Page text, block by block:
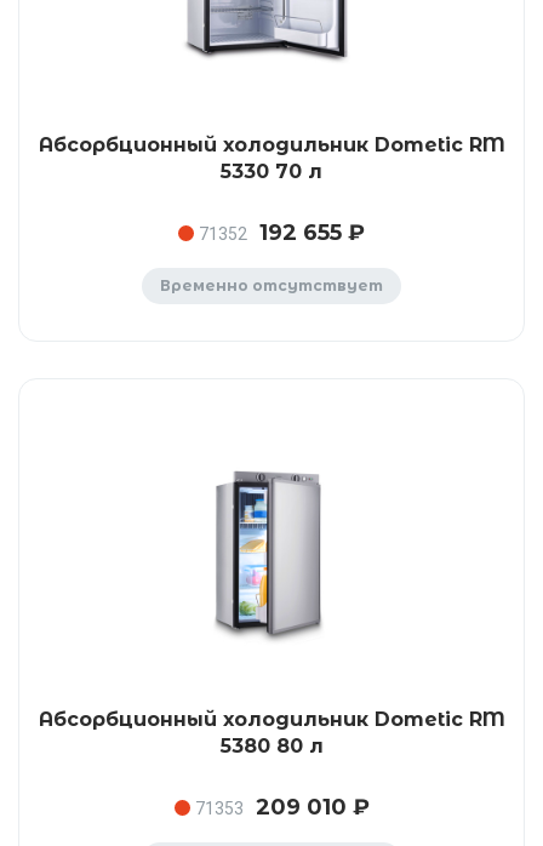
Абсорбционный холодильник Dometic RM
5330 70 л
71352 192 655 ₽
Временно отсутствует
Абсорбционный холодильник Dometic RM
5380 80 л
71353 209 010 ₽